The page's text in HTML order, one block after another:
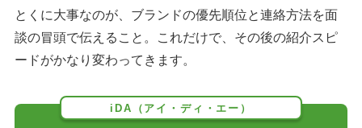
とくに大事なのが、ブランドの優先順位と連絡方法を面
談の冒頭で伝えること。これだけで、その後の紹介スピ
ードがかなり変わってきます。
iDA（アイ・ディ・エー）